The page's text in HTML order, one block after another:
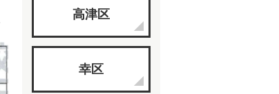
高津区
幸区